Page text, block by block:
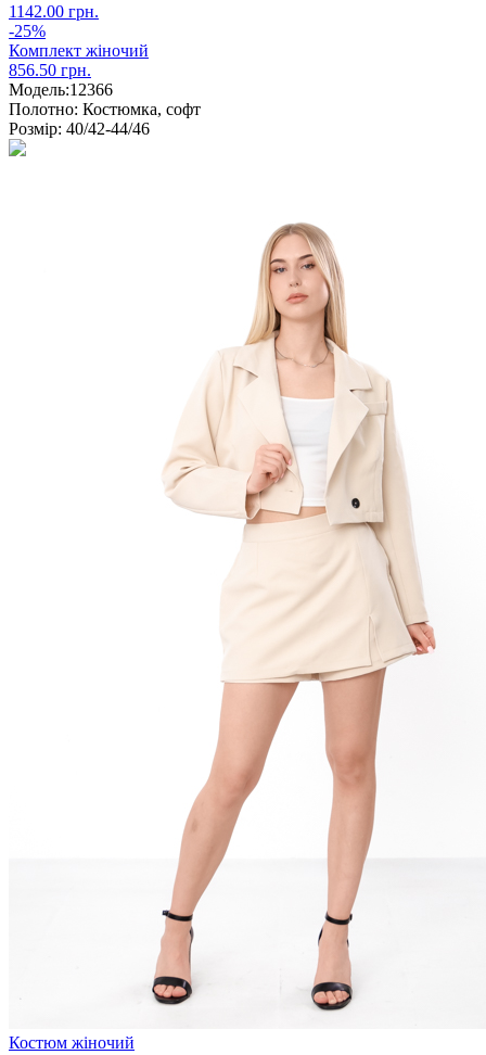
1142.00 грн.
-25%
Комплект жіночий
856.50 грн.
Модель:12366
Полотно: Костюмка, софт
Розмір: 40/42-44/46
Костюм жіночий